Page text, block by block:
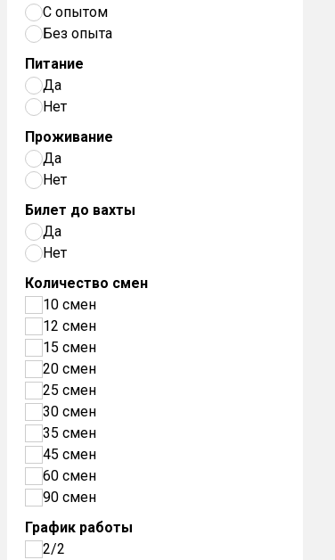
С опытом
Без опыта
Питание
Да
Нет
Проживание
Да
Нет
Билет до вахты
Да
Нет
Количество смен
10 смен
12 смен
15 смен
20 смен
25 смен
30 смен
35 смен
45 смен
60 смен
90 смен
График работы
2/2